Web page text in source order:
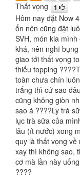
Thất vọng 1
Hôm nay đặt Now
ổn nên cũng đặt
SVH, món kia
khá, nên nghĩ
giao tới thất vọng
thiếu topping
toàn chưa chín
trắng thì cứ sao
cũng không giòn
sao á ????Ly trà
lục trà sữa của
lâu (ít nước) xong
quy là thất vọng
xay thì không sao,
cơ mà lần này
????